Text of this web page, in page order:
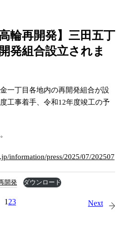
輪再開発】三田五丁
発組合設立されま
一丁目各地内の再開発組合が設
工事着手、令和12年度竣工の予
information/press/2025/07/202507
開発 ダウンロード
1 23 Next